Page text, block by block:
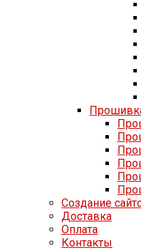
Создание
Доставка
Оплата
Контакты